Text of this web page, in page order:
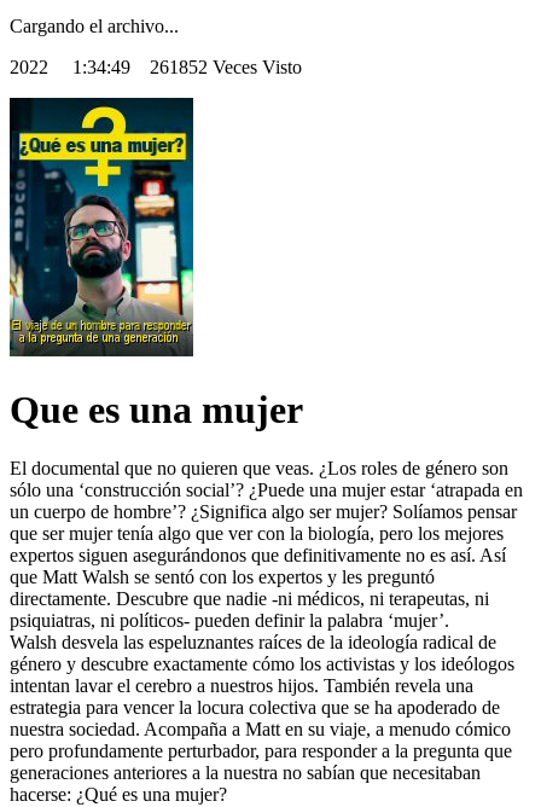
Cargando el archivo...
2022 1:34:49 261852 Veces Visto
Que es una mujer
El documental que no quieren que veas. ¿Los roles de género son
sólo una ‘construcción social’? ¿Puede una mujer estar ‘atrapada en
un cuerpo de hombre’? ¿Significa algo ser mujer? Solíamos pensar
que ser mujer tenía algo que ver con la biología, pero los mejores
expertos siguen asegurándonos que definitivamente no es así. Así
que Matt Walsh se sentó con los expertos y les preguntó
directamente. Descubre que nadie -ni médicos, ni terapeutas, ni
psiquiatras, ni políticos- pueden definir la palabra ‘mujer’.
Walsh desvela las espeluznantes raíces de la ideología radical de
género y descubre exactamente cómo los activistas y los ideólogos
intentan lavar el cerebro a nuestros hijos. También revela una
estrategia para vencer la locura colectiva que se ha apoderado de
nuestra sociedad. Acompaña a Matt en su viaje, a menudo cómico
pero profundamente perturbador, para responder a la pregunta que
generaciones anteriores a la nuestra no sabían que necesitaban
hacerse: ¿Qué es una mujer?